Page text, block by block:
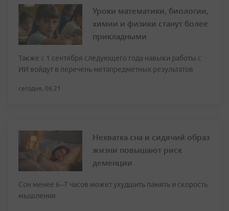
Уроки математики, биологии,
химии и физики станут более
прикладными
Также с 1 сентября следующего года навыки работы с
ИИ войдут в перечень метапредметных результатов
сегодня, 06:21
Нехватка сна и сидячий образ
жизни повышают риск
деменции
Сон менее 6–7 часов может ухудшить память и скорость
мышления